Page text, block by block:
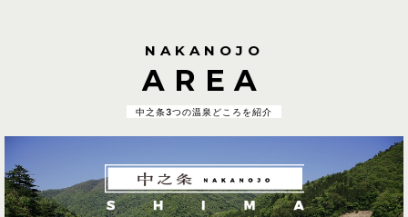
NAKANOJO
AREA
中之条3つの温泉どころを紹介